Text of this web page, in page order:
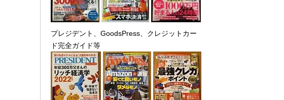
プレジデント、GoodsPress、クレジットカー
ド完全ガイド等